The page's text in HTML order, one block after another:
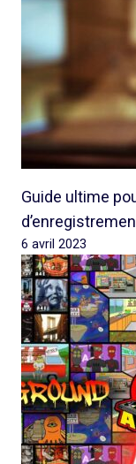
Guide ultime
6 avril 2023